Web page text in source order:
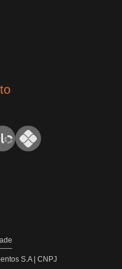
S.A | CNPJ